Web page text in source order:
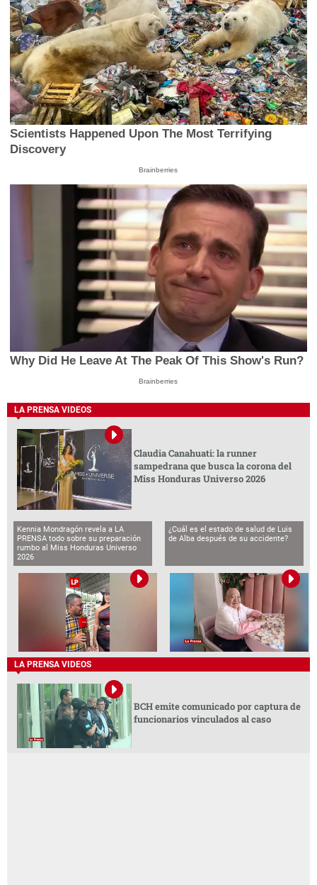
Scientists Happened Upon The Most Terrifying
Discovery
Brainberries
Why Did He Leave At The Peak Of This Show's Run?
Brainberries
LA PRENSA VIDEOS
Claudia Canahuati: la runner
sampedrana que busca la corona del
Miss Honduras Universo 2026
Kennia Mondragón revela a LA
PRENSA todo sobre su preparación
rumbo al Miss Honduras Universo
2026
¿Cuál es el estado de salud de Luis
de Alba después de su accidente?
LA PRENSA VIDEOS
BCH emite comunicado por captura de
funcionarios vinculados al caso